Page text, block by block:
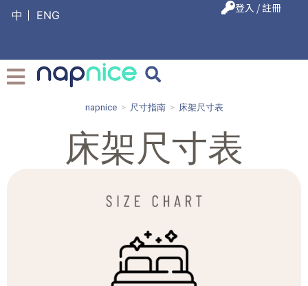
中 ENG
登入 / 註冊
napnice > 尺寸指南 > 床架尺寸表
床架尺寸表